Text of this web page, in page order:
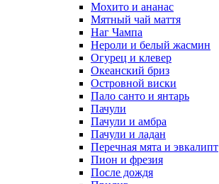
Мохито и ананас
Мятный чай маття
Наг Чампа
Нероли и белый жасмин
Огурец и клевер
Океанский бриз
Островной виски
Пало санто и янтарь
Пачули
Пачули и амбра
Пачули и ладан
Перечная мята и эвкалипт
Пион и фрезия
После дождя